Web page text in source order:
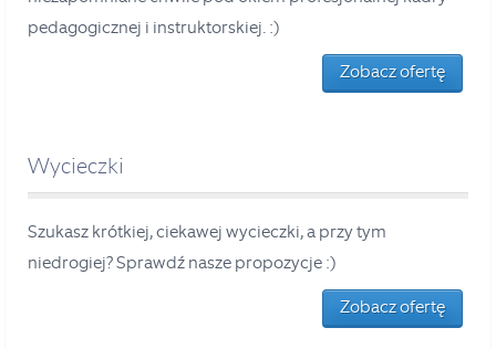
pedagogicznej i instruktorskiej. :)
Zobacz ofertę
Wycieczki
Szukasz krótkiej, ciekawej wycieczki, a przy tym
niedrogiej? Sprawdź nasze propozycje :)
Zobacz ofertę